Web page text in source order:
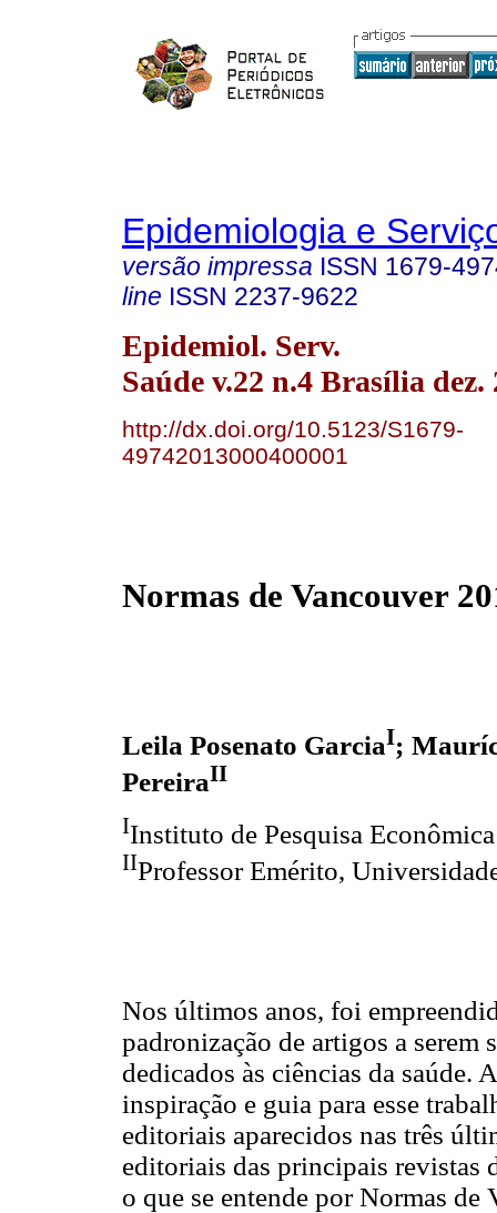
Epidemiologia e
versão impressa ISSN 1679-
line ISSN 2237-9622
Epidemiol. Serv.
Saúde v.22 n.4 Brasília dez.
http://dx.doi.org/10.5123/S1679-
49742013000400001
Normas de Vancouver
Leila Posenato GarciaI;
PereiraII
IInstituto de Pesquisa
IIProfessor Emérito,
Nos últimos anos, foi
padronização de artigos a
dedicados às ciências da saúde.
inspiração e guia para esse
editoriais aparecidos nas três
editoriais das principais revistas
o que se entende por Normas de